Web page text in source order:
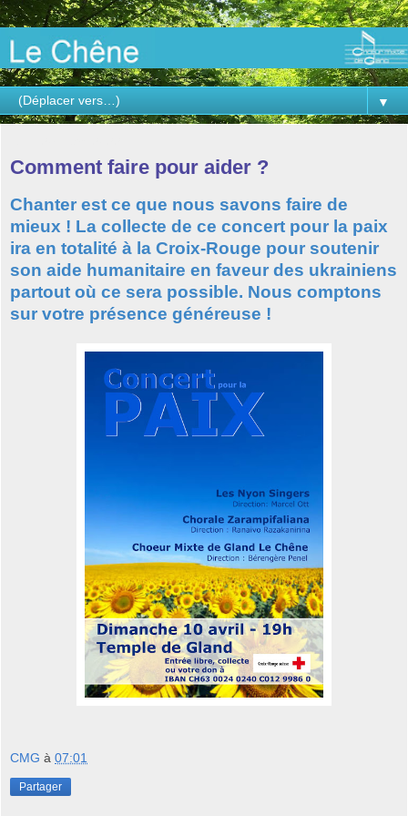
▼
Comment faire pour aider ?
Chanter est ce que nous savons faire de
mieux ! La collecte de ce concert pour la paix
ira en totalité à la Croix-Rouge pour soutenir
son aide humanitaire en faveur des ukrainiens
partout où ce sera possible. Nous comptons
sur votre présence généreuse !
CMG à 07:01
Partager